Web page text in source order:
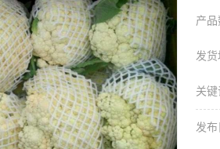
产品
发货
关键
发布